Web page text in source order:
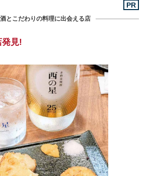
PR
とこだわりの料理に出会える店
見!